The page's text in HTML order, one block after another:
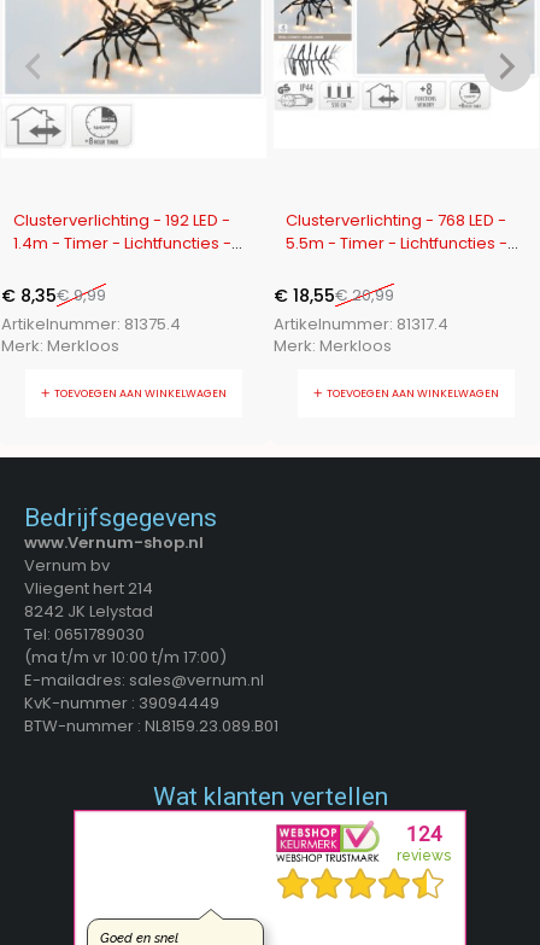
Clusterverlichting - 192 LED -
1.4m - Timer - Lichtfuncties -
€9,99
€ 8,35
Artikelnummer: 81375.4
Merk: Merkloos
TOEVOEGEN AAN WINKELWAGEN
Clusterverlichting - 768 LED -
5.5m - Timer - Lichtfuncties -
€20,99
€ 18,55
Artikelnummer: 81317.4
Merk: Merkloos
TOEVOEGEN AAN WINKELWAGEN
Bedrijfsgegevens
www.Vernum-shop.nl
Vernum bv
Vliegent hert 214
8242 JK Lelystad
Tel: 0651789030
(ma t/m vr 10:00 t/m 17:00)
E-mailadres: sales@vernum.nl
KvK-nummer : 39094449
BTW-nummer : NL8159.23.089.B01
Wat klanten vertellen